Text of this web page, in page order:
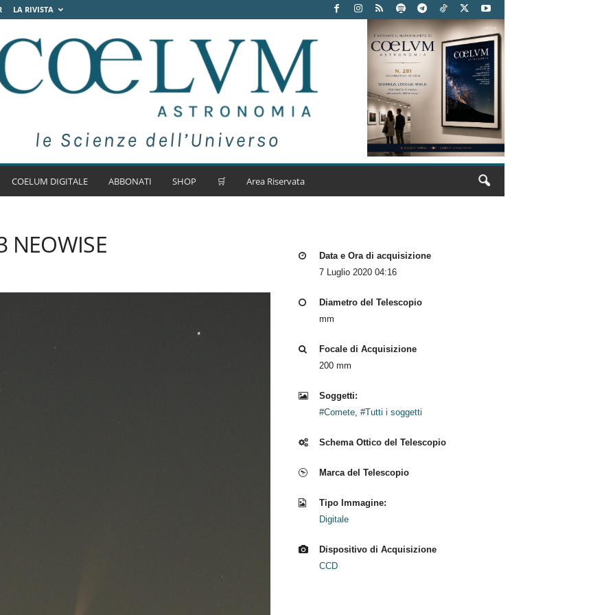
LA RIVISTA
COELUM DIGITALE ABBONATI SHOP 🛒 Area Riservata
NEOWISE
Data e Ora di acquisizione
7 Luglio 2020 04:16
Diametro del Telescopio
mm
Focale di Acquisizione
200 mm
Soggetti:
#Comete, #Tutti i soggetti
Schema Ottico del Telescopio
Marca del Telescopio
Tipo Immagine:
Digitale
Dispositivo di Acquisizione
CCD